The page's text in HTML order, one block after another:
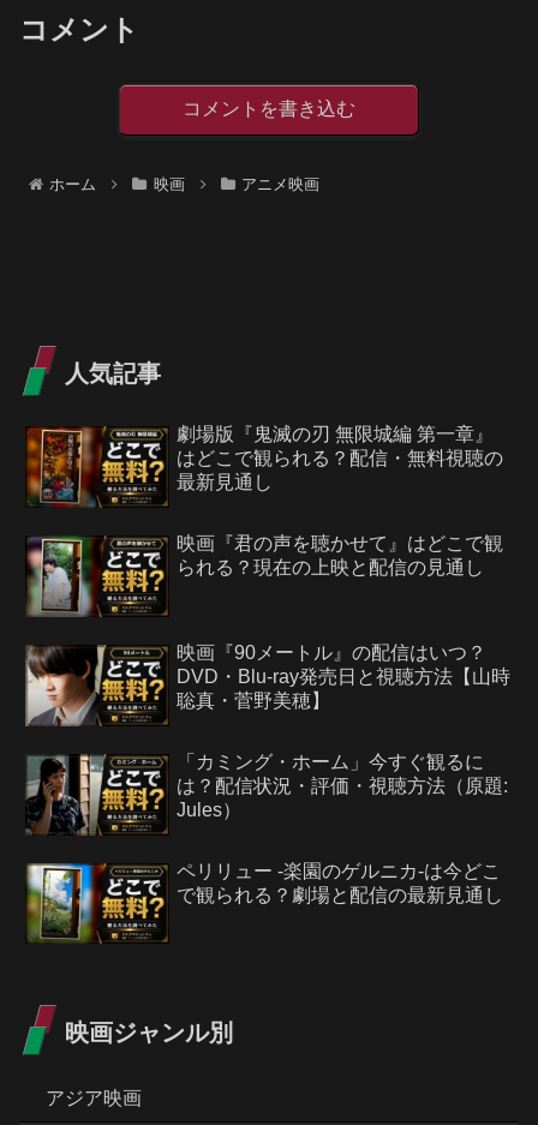
コメント
コメントを書き込む
ホーム 映画 アニメ映画
人気記事
劇場版『鬼滅の刃 無限城編 第一章』
はどこで観られる？配信・無料視聴の
最新見通し
映画『君の声を聴かせて』はどこで観
られる？現在の上映と配信の見通し
映画『90メートル』の配信はいつ？
DVD・Blu-ray発売日と視聴方法【山時
聡真・菅野美穂】
「カミング・ホーム」今すぐ観るに
は？配信状況・評価・視聴方法（原題:
Jules）
ペリリュー -楽園のゲルニカ-は今どこ
で観られる？劇場と配信の最新見通し
映画ジャンル別
アジア映画